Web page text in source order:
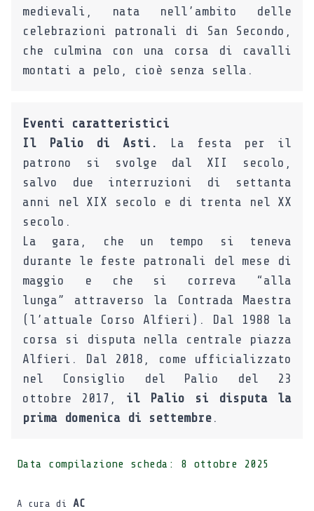
medievali, nata nell’ambito delle
celebrazioni patronali di San Secondo,
che culmina con una corsa di cavalli
montati a pelo, cioè senza sella.
Eventi caratteristici
Il Palio di Asti.
La festa per il
patrono si svolge dal XII secolo,
salvo due interruzioni di settanta
anni nel XIX secolo e di trenta nel XX
secolo.
La gara, che un tempo si teneva
durante le feste patronali del mese di
maggio e che si correva “alla
lunga” attraverso la Contrada Maestra
(l’attuale Corso Alfieri). Dal 1988 la
corsa si disputa nella centrale piazza
Alfieri. Dal 2018, come ufficializzato
nel Consiglio del Palio del 23
ottobre 2017, il Palio si disputa la
prima domenica di settembre .
Data compilazione scheda: 8 ottobre 2025
A cura di AC